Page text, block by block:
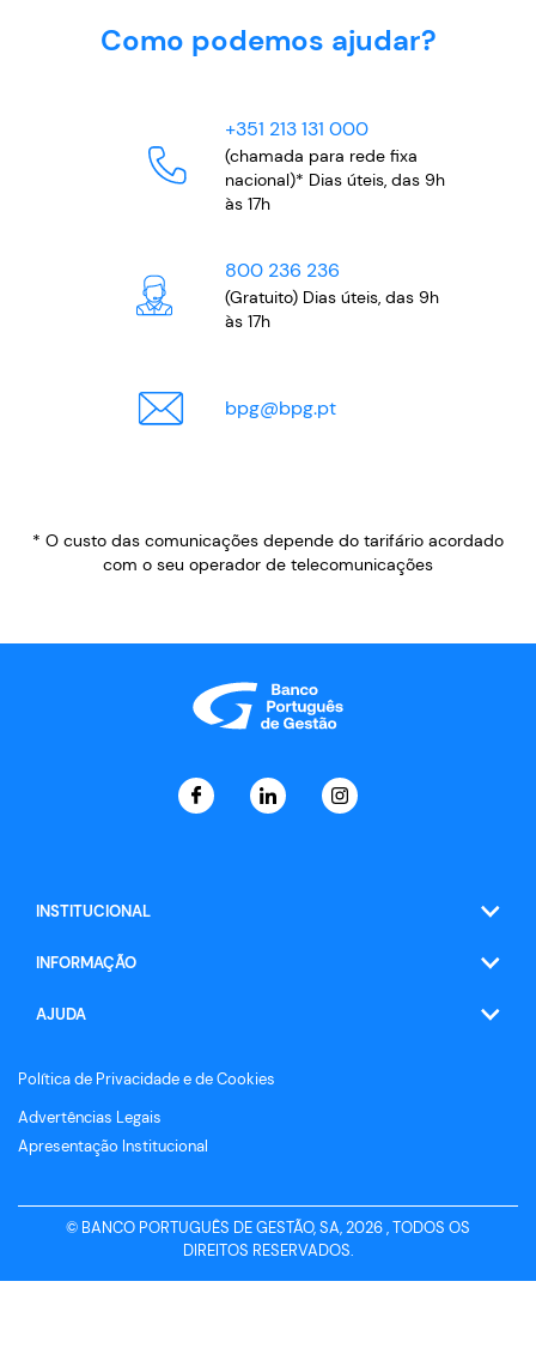
Como podemos ajudar?
+351 213 131 000
(chamada para rede fixa
nacional)* Dias úteis, das 9h
às 17h
800 236 236
(Gratuito) Dias úteis, das 9h
às 17h
bpg@bpg.pt
* O custo das comunicações depende do tarifário acordado
com o seu operador de telecomunicações
INSTITUCIONAL
INFORMAÇÃO
AJUDA
Política de Privacidade e de Cookies
Advertências Legais
Apresentação Institucional
© BANCO PORTUGUÊS DE GESTÃO, SA, 2026 , TODOS OS
DIREITOS RESERVADOS.